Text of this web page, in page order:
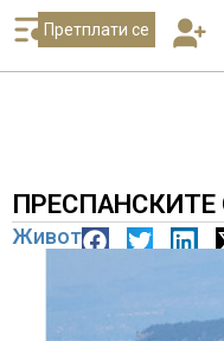
Претплати се
ПРЕСПАНСКИТЕ
Живот